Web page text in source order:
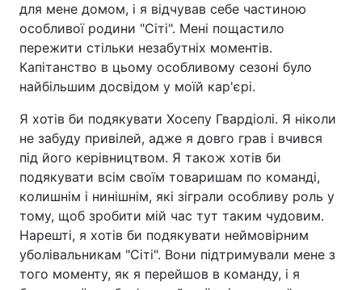
для мене домом, і я відчував себе частиною
особливої родини "Сіті". Мені пощастило
пережити стільки незабутніх моментів.
Капітанство в цьому особливому сезоні було
найбільшим досвідом у моїй кар'єрі.
Я хотів би подякувати Хосепу Гвардіолі. Я ніколи
не забуду привілей, адже я довго грав і вчився
під його керівництвом. Я також хотів би
подякувати всім своїм товаришам по команді,
колишнім і нинішнім, які зіграли особливу роль у
тому, щоб зробити мій час тут таким чудовим.
Нарешті, я хотів би подякувати неймовірним
уболівальникам "Сіті". Вони підтримували мене з
того моменту, як я перейшов в команду, і я